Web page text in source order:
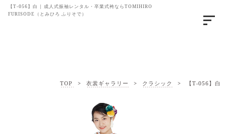
【T-056】白 | 成人式振袖レンタル・卒業式袴ならTOMIHIRO
FURISODE（とみひろ ふりそで）
TOP > 衣裳ギャラリー > クラシック > 【T-056】白